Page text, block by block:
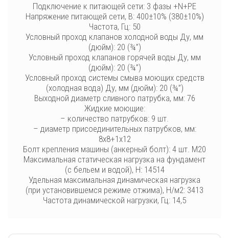
Подключение к питающей сети: 3 фазы +N+PE
Напряжение питающей сети, В: 400±10% (380±10%)
Частота, Гц: 50
Условный проход клапанов холодной воды Ду, мм
(дюйм): 20 (¾”)
Условный проход клапанов горячей воды Ду, мм
(дюйм): 20 (¾”)
Условный проход системы смыва моющих средств
(холодная вода) Ду, мм (дюйм): 20 (¾”)
Выходной диаметр сливного патрубка, мм: 76
Жидкие моющие:
– количество патрубков: 9 шт.
– диаметр присоединительных патрубков, мм:
8х8+1х12
Болт крепления машины (анкерный болт): 4 шт. М20
Максимальная статическая нагрузка на фундамент
(с бельем и водой), Н: 14514
Удельная максимальная динамическая нагрузка
(при установившемся режиме отжима), Н/м2: 3413
Частота динамической нагрузки, Гц: 14,5